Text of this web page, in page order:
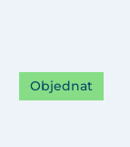
Objednat